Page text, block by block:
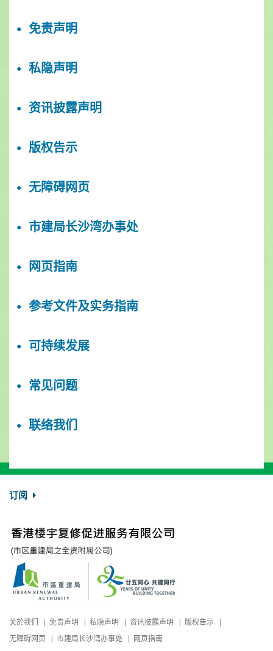
免责声明
私隐声明
资讯披露声明
版权告示
无障碍网页
市建局长沙湾办事处
网页指南
参考文件及实务指南
可持续发展
常见问题
联络我们
订阅
关於我们 免责声明 私隐声明 资讯披露声明
版权告示
无障碍网页
市建局长沙湾办事处 网页指南